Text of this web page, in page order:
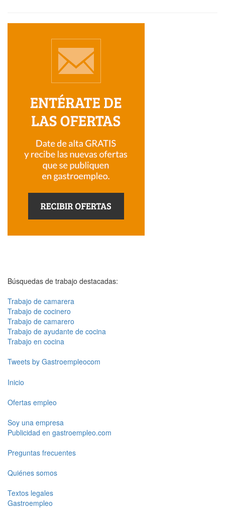
Búsquedas de trabajo destacadas:
Trabajo de camarera
Trabajo de cocinero
Trabajo de camarero
Trabajo de ayudante de cocina
Trabajo en cocina
Tweets by Gastroempleocom
Inicio
Ofertas empleo
Soy una empresa
Publicidad en gastroempleo.com
Preguntas frecuentes
Quiénes somos
Textos legales
Gastroempleo